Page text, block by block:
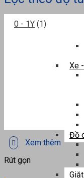
Xe
Đồ
0 - 1Y (1)
Xem thêm
Rút gọn